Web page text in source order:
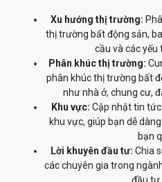
Xu hướng thị trường:
thị trường bất động sản,
cầu và các yếu
Phân khúc thị trường:
phân khúc thị trường bất
như nhà ở, chung cư,
Khu vực: Cập nhật tin
khu vực, giúp bạn dễ
bạn
Lời khuyên đầu tư: Chia
các chuyên gia trong